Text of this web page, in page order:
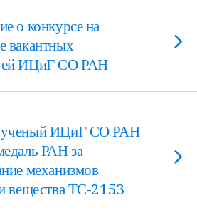
о конкурсе на
вакантных
ИЦиГ СО РАН
ИЦиГ СО РАН
РАН за
механизмов
вещества ТС-2153